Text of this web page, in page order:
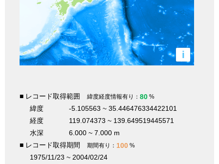
i
■ レコード取得範囲 緯度経度情報有り： 80 %
緯度
-5.105563 ~ 35.446476334422101
経度
119.074373 ~ 139.649519445571
水深
6.000 ~ 7.000 m
■ レコード取得期間
期間有り： 100 %
1975/11/23 ~ 2004/02/24